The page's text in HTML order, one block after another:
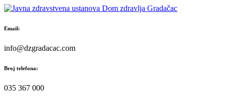
Skip
content
Email:
info@dzgradacac.com
Broj telefona:
035 367 000